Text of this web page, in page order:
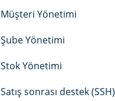
Müşteri Yönetimi
Şube Yönetimi
Stok Yönetimi
Satış sonrası destek (SSH)